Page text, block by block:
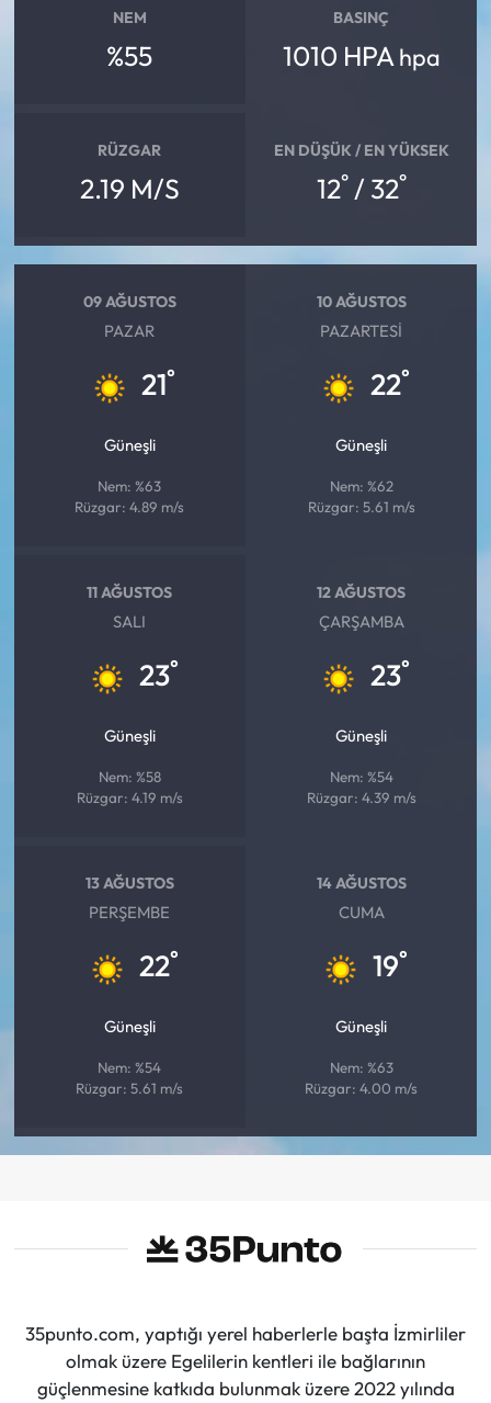
NEM
%55
BASINÇ
1010 HPA hpa
RÜZGAR
2.19 M/S
EN DÜŞÜK / EN YÜKSEK
12°/ 32°
09 AĞUSTOS
PAZAR
21°
Güneşli
Nem: %63
Rüzgar: 4.89 m/s
10 AĞUSTOS
PAZARTESI
22°
Güneşli
Nem: %62
Rüzgar: 5.61 m/s
11 AĞUSTOS
SALI
23°
Güneşli
Nem: %58
Rüzgar: 4.19 m/s
12 AĞUSTOS
ÇARŞAMBA
23°
Güneşli
Nem: %54
Rüzgar: 4.39 m/s
13 AĞUSTOS
PERŞEMBE
22°
Güneşli
Nem: %54
Rüzgar: 5.61 m/s
14 AĞUSTOS
CUMA
19°
Güneşli
Nem: %63
Rüzgar: 4.00 m/s
35punto.com, yaptığı yerel haberlerle başta İzmirliler
olmak üzere Egelilerin kentleri ile bağlarının
güçlenmesine katkıda bulunmak üzere 2022 yılında